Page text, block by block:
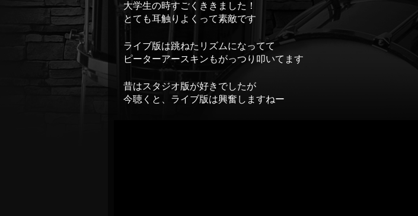
大学生の時すごくききました！
とても耳触りよくって素敵です
ライブ版は跳ねたリズムになってて
ピーターアースキンもがっつり叩いてます
昔はスタジオ版が好きでしたが
今聴くと、ライブ版は興奮しますねー